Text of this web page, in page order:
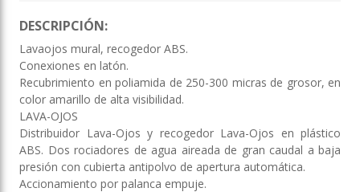
DESCRIPCIÓN:
Lavaojos mural, recogedor ABS.
Conexiones en latón.
Recubrimiento en poliamida de 250-300 micras de grosor, en
color amarillo de alta visibilidad.
LAVA-OJOS
Distribuidor Lava-Ojos y recogedor Lava-Ojos en plástico
ABS. Dos rociadores de agua aireada de gran caudal a baja
presión con cubierta antipolvo de apertura automática.
Accionamiento por palanca empuje.